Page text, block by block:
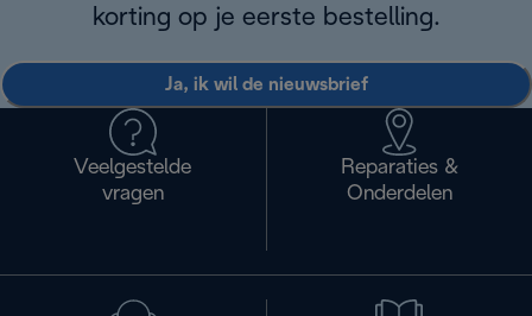
korting op je eerste bestelling.
Ja, ik wil de nieuwsbrief
Veelgestelde
vragen
Reparaties &
Onderdelen